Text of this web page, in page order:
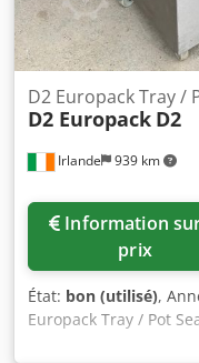
Irlande 939 km
D2 Europack Tray /
D2 Europack D2
prix
État: bon (utilisé),
Europack Tray / Pot
Dcsdpfet Tyivox